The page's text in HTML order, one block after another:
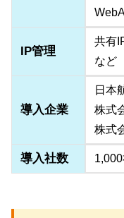
IP管理
共有
など
導入企業
日本
株式
株式
導入社数